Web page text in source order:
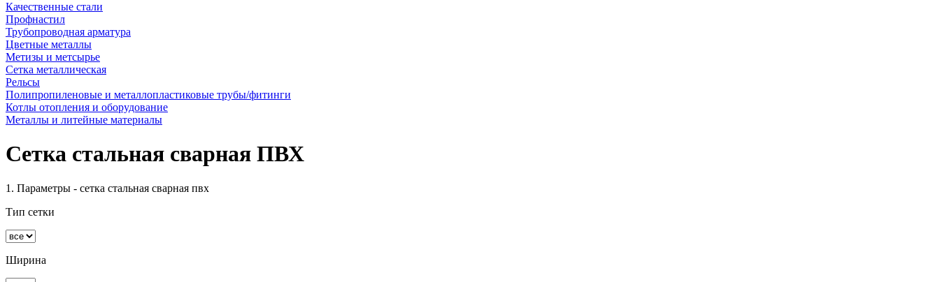
Качественные стали
Профнастил
Трубопроводная арматура
Цветные металлы
Метизы и метсырье
Сетка металлическая
Рельсы
Полипропиленовые и металлопластиковые трубы/фитинги
Котлы отопления и оборудование
Металлы и литейные материалы
Сетка стальная сварная ПВХ
1. Параметры - сетка стальная сварная пвх
Тип сетки
Ширина